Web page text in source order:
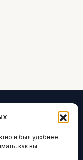
и был удобнее
как вы
IN